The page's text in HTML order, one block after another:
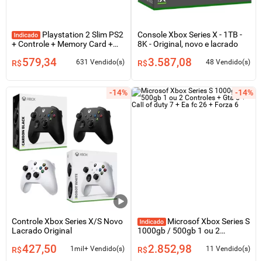
Playstation 2 Slim PS2
+ Controle + Memory Card +
R$579,34 631 Vendido(s)
Console Xbox Series X - 1TB -
8K - Original, novo e lacrado
R$3.587,08 48 Vendido(s)
-14%
Controle Xbox Series X/S Novo
Lacrado Original
R$427,50 1mil+ Vendido(s)
-14%
Microsof Xbox Series S
1000gb / 500gb 1 ou 2
7 + Ea fc 26 + Forza 6
R$2.852,98 11 Vendido(s)